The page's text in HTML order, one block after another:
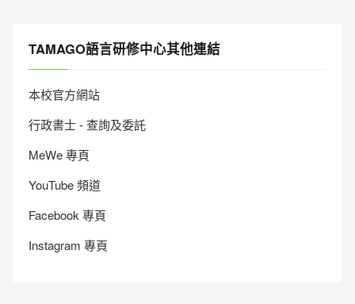
TAMAGO語言研修中心其他連結
本校官方網站
行政書士 - 查詢及委託
MeWe 專頁
YouTube 頻道
Facebook 專頁
Instagram 專頁